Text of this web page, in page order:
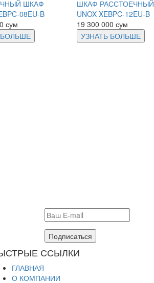
ШКАФ
08EU-B
сум
ШКАФ РАССТОЕЧНЫЙ
UNOX XEBPC-12EU-B
19 300 000 сум
УЗНАТЬ БОЛЬШЕ
Подписаться
ССЫЛКИ
ГЛАВНАЯ
О КОМПАНИИ